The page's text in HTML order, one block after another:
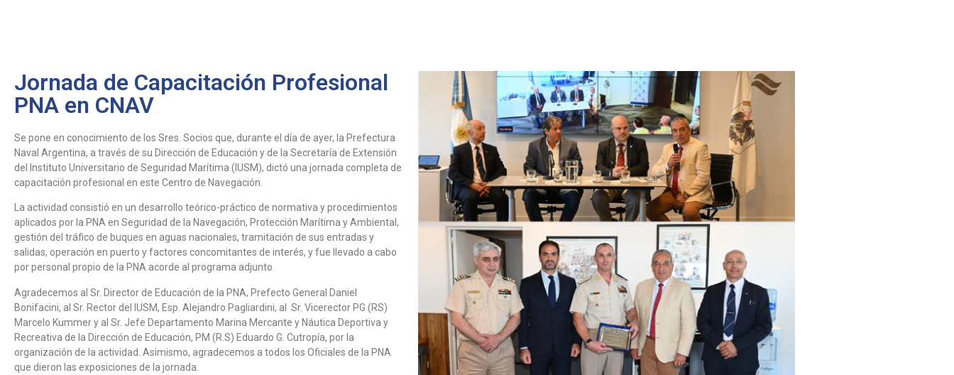
Jornada de Capacitación Profesional
PNA en CNAV
Se pone en conocimiento de los Sres. Socios que, durante el día de ayer, la Prefectura
Naval Argentina, a través de su Dirección de Educación y de la Secretaría de Extensión
del Instituto Universitario de Seguridad Marítima (IUSM), dictó una jornada completa de
capacitación profesional en este Centro de Navegación.
La actividad consistió en un desarrollo teórico-práctico de normativa y procedimientos
aplicados por la PNA en Seguridad de la Navegación, Protección Marítima y Ambiental,
gestión del tráfico de buques en aguas nacionales, tramitación de sus entradas y
salidas, operación en puerto y factores concomitantes de interés, y fue llevado a cabo
por personal propio de la PNA acorde al programa adjunto.
Agradecemos al Sr. Director de Educación de la PNA, Prefecto General Daniel
Bonifacini, al Sr. Rector del IUSM, Esp. Alejandro Pagliardini, al Sr. Vicerector PG (RS)
Marcelo Kummer y al Sr. Jefe Departamento Marina Mercante y Náutica Deportiva y
Recreativa de la Dirección de Educación, PM (R.S) Eduardo G. Cutropía, por la
organización de la actividad. Asimismo, agradecemos a todos los Oficiales de la PNA
que dieron las exposiciones de la jornada.